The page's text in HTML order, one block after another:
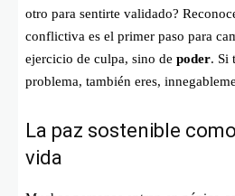
otro para sentirte validado?
conflictiva es el primer paso para
ejercicio de culpa, sino de poder. Si
problema, también eres,
La paz sostenible
vida